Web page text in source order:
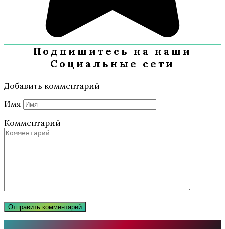
Подпишитесь на наши
Социальные сети
Добавить комментарий
Имя
Комментарий